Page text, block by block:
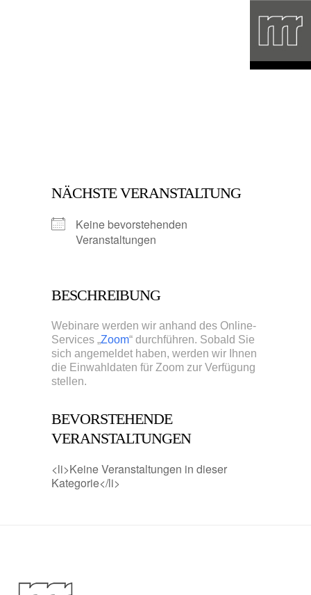
NÄCHSTE VERANSTALTUNG
Keine bevorstehenden
Veranstaltungen
BESCHREIBUNG
Webinare werden wir anhand des Online-
Services „Zoom“ durchführen. Sobald Sie
sich angemeldet haben, werden wir Ihnen
die Einwahldaten für Zoom zur Verfügung
stellen.
BEVORSTEHENDE
VERANSTALTUNGEN
<li>Keine Veranstaltungen in dieser
Kategorie</li>